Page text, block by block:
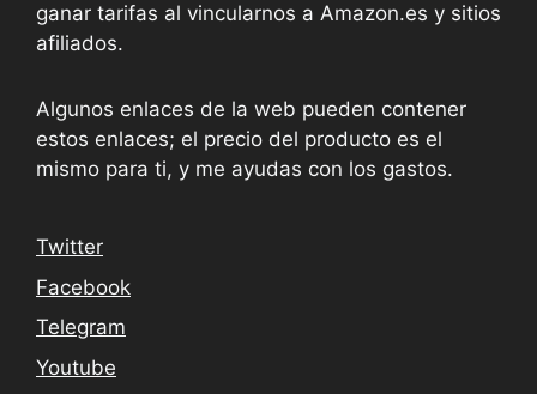
ganar tarifas al vincularnos a Amazon.es y sitios
afiliados.
Algunos enlaces de la web pueden contener
estos enlaces; el precio del producto es el
mismo para ti, y me ayudas con los gastos.
Twitter
Facebook
Telegram
Youtube